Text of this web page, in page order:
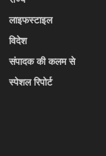
लाइफस्टाइल
विदेश
संपादक की कलम से
स्पेशल रिपोर्ट